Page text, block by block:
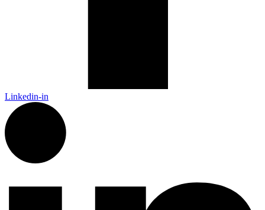
Linkedin-in